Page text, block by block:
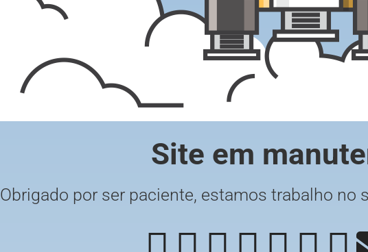
Site em
Obrigado por ser paciente, estamos trabalho no